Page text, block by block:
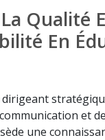
Qualité
En
et
une